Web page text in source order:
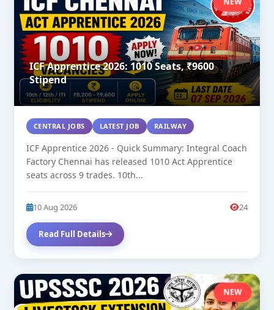
ICF Apprentice 2026: 1010 Seats, ₹9600
Stipend
CENTRAL JOBS LATEST JOB RAILWAY
ICF Apprentice 2026 - Quick Summary: Integral Coach
Factory Chennai has released 1010 Act Apprentice
seats across 9 trades. 10th...
10 Aug 2026 24
Read Full Details
NEW